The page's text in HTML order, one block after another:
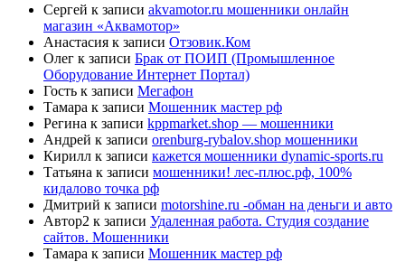
Сергей к записи akvamotor.ru мошенники онлайн
магазин «Аквамотор»
Анастасия к записи Отзовик.Ком
Олег к записи Брак от ПОИП (Промышленное
Оборудование Интернет Портал)
Гость к записи Мегафон
Тамара к записи Мошенник мастер рф
Регина к записи kppmarket.shop — мошенники
Андрей к записи orenburg-rybalov.shop мошенники
Кирилл к записи кажется мошенники dynamic-sports.ru
Татьяна к записи мошенники! лес-плюс.рф, 100%
кидалово точка рф
Дмитрий к записи motorshine.ru -обман на деньги и авто
Автор2 к записи Удаленная работа. Студия создание
сайтов. Мошенники
Тамара к записи Мошенник мастер рф